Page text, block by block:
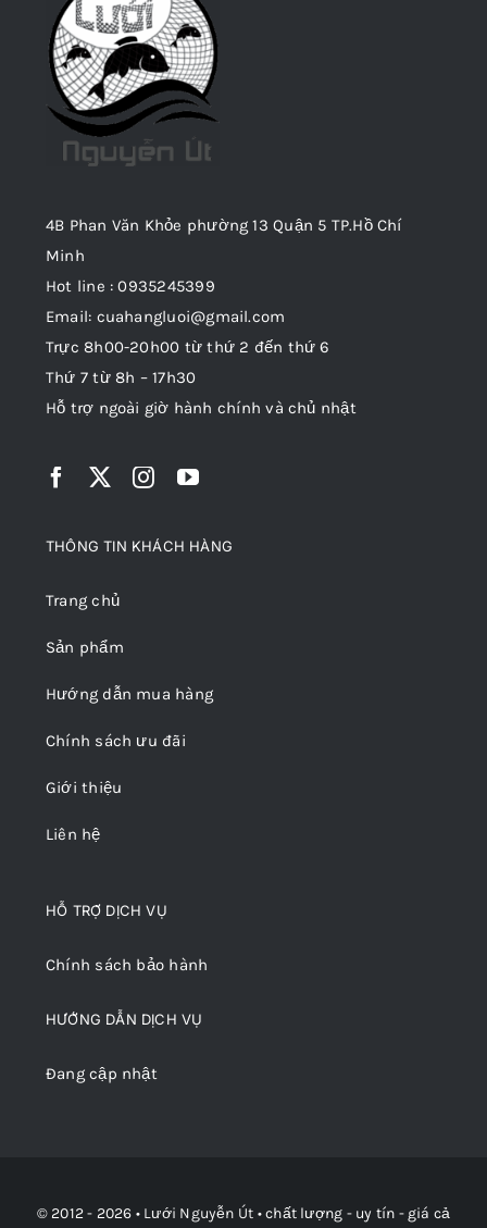
4B Phan Văn Khỏe phường 13 Quận 5 TP.Hồ Chí
Minh
Hot line : 0935245399
Email: cuahangluoi@gmail.com
Trực 8h00-20h00 từ thứ 2 đến thứ 6
Thứ 7 từ 8h – 17h30
Hỗ trợ ngoài giờ hành chính và chủ nhật
THÔNG TIN KHÁCH HÀNG
Trang chủ
Sản phẩm
Hướng dẫn mua hàng
Chính sách ưu đãi
Giới thiệu
Liên hệ
HỖ TRỢ DỊCH VỤ
Chính sách bảo hành
HƯỚNG DẪN DỊCH VỤ
Đang cập nhật
© 2012 - 2026 • Lưới Nguyễn Út • chất lượng - uy tín - giá cả